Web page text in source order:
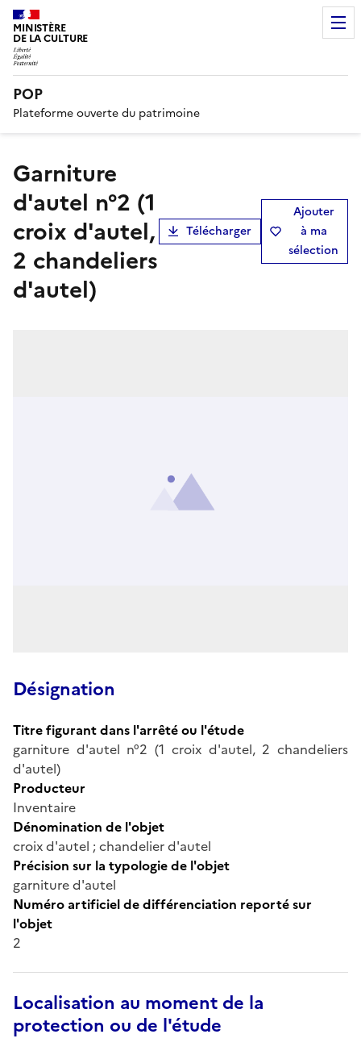
MINISTÈRE
DE LA CULTURE
POP
Plateforme ouverte du patrimoine
garniture
d'autel n°2 (1
croix d'autel,
2 chandeliers
d'autel)
Télécharger
Ajouter
à ma
sélection
Désignation
Titre figurant dans l'arrêté ou l'étude
garniture d'autel n°2 (1 croix d'autel, 2 chandeliers
d'autel)
Producteur
Inventaire
Dénomination de l'objet
croix d'autel ; chandelier d'autel
Précision sur la typologie de l'objet
garniture d'autel
Numéro artificiel de différenciation reporté sur
l'objet
2
Localisation au moment de la
protection ou de l'étude